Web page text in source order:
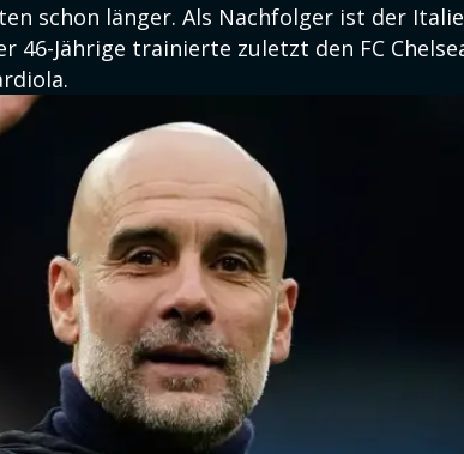
schon länger. Als Nachfolger ist der
46-Jährige trainierte zuletzt den FC